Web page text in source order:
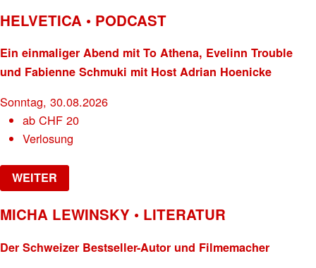
HELVETICA • PODCAST
Ein einmaliger Abend mit To Athena, Evelinn Trouble
und Fabienne Schmuki mit Host Adrian Hoenicke
Sonntag, 30.08.2026
abCHF 20
Verlosung
WEITER
MICHA LEWINSKY • LITERATUR
Der Schweizer Bestseller-Autor und Filmemacher